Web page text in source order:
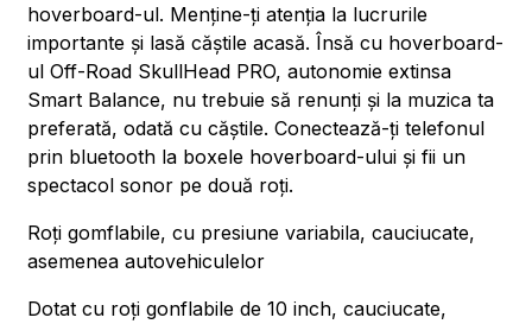
hoverboard-ul. Menține-ți atenția la lucrurile
importante și lasă căștile acasă. Însă cu hoverboard-
ul Off-Road SkullHead PRO, autonomie extinsa
Smart Balance, nu trebuie să renunți și la muzica ta
preferată, odată cu căștile. Conectează-ți telefonul
prin bluetooth la boxele hoverboard-ului și fii un
spectacol sonor pe două roți.
Roți gomflabile, cu presiune variabila, cauciucate,
asemenea autovehiculelor
Dotat cu roți gonflabile de 10 inch, cauciucate,